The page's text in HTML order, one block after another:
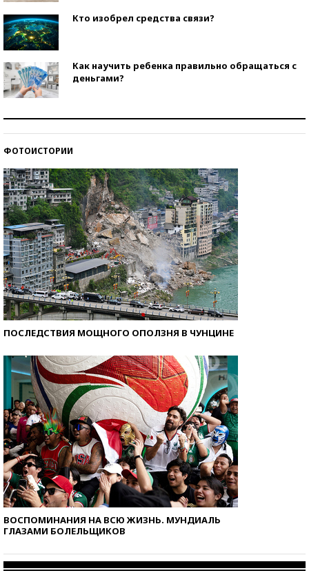
Кто изобрел средства связи?
Как научить ребенка правильно обращаться с
деньгами?
ФОТОИСТОРИИ
ПОСЛЕДСТВИЯ МОЩНОГО ОПОЛЗНЯ В ЧУНЦИНЕ
ВОСПОМИНАНИЯ НА ВСЮ ЖИЗНЬ. МУНДИАЛЬ
ГЛАЗАМИ БОЛЕЛЬЩИКОВ